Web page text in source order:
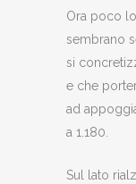
Ora poco
sembrano
si
e che
ad
a 1.180.
Sul lato